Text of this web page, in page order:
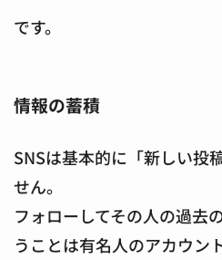
です。
情報の蓄積
SNSは基本的に「新しい投
せん。
フォローしてその人の過去
うことは有名人のアカウン